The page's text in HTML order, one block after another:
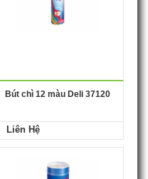
Bút chì 12 màu Deli 37120
Liên Hệ